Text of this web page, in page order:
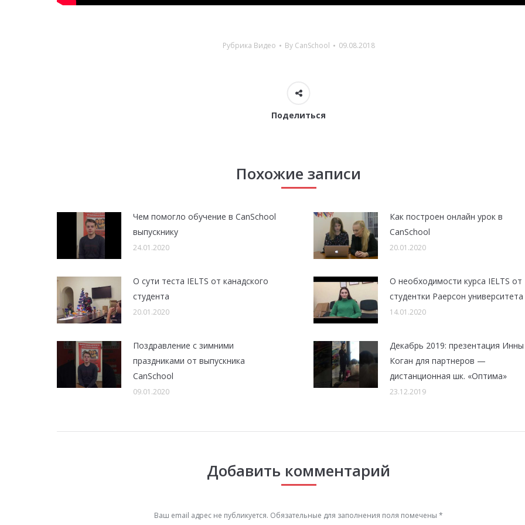
Рубрика Видео By CanSchool 09.08.2018
Поделиться
Похожие записи
Чем помогло обучение в CanSchool
выпускнику
24.01.2020
Как построен онлайн урок в
CanSchool
20.01.2020
О сути теста IELTS от канадского
студента
20.01.2020
О необходимости курса IELTS от
студентки Раерсон университета
14.01.2020
Поздравление с зимними
праздниками от выпускника
CanSchool
09.01.2020
Декабрь 2019: презентация Инны
Коган для партнеров —
дистанционная шк. «Оптима»
23.12.2019
Добавить комментарий
Ваш email адрес не публикуется. Обязательные для заполнения поля помечены *